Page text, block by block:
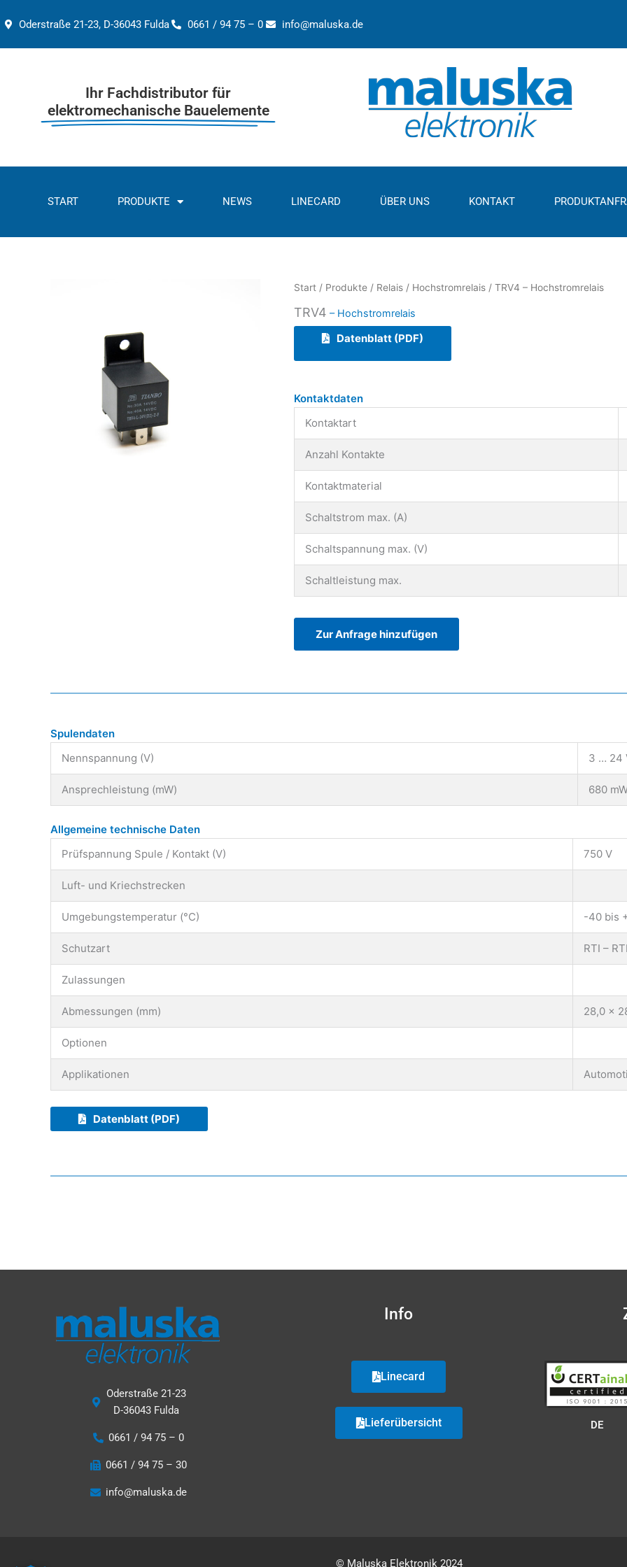
InhaltOderstraße 21-23, D-36043 Fulda 0661 / 94 75 – 0 info@maluska.de
Ihr Fachdistributor für
elektromechanische Bauelemente
START PRODUKTE NEWS LINECARD ÜBER UNS KONTAKT
Start / Produkte / Relais / Hochstromrelais / TRV4 – Hochstromrelais
TRV4 – Hochstromrelais
Datenblatt (PDF)
Kontaktdaten
Kontaktart
Anzahl Kontakte
Kontaktmaterial
Schaltstrom max. (A)
Schaltspannung max. (V)
Schaltleistung max.
Zur Anfrage hinzufügen
Spulendaten
Nennspannung (V)
3 … 24
Ansprechleistung (mW) 680
Allgemeine technische Daten
Prüfspannung Spule / Kontakt (V)
750 V
Luft- und Kriechstrecken
Umgebungstemperatur (°C) -40 bis
Schutzart RTI –
Zulassungen
Abmessungen (mm) 28,0 x
Optionen
Applikationen
Datenblatt (PDF)
Oderstraße 21-23
D-36043 Fulda
0661 / 94 75 – 0
0661 / 94 75 – 30
info@maluska.de
Info
Linecard
Lieferübersicht DE
© Maluska Elektronik 2024